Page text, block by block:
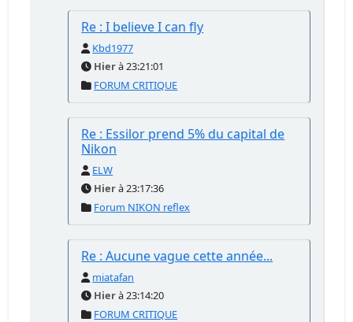
Re : I believe I can fly
Kbd1977
Hierà 23:21:01
FORUM CRITIQUE
Re : Essilor prend 5% du capital de
Nikon
ELW
Hierà 23:17:36
Forum NIKON reflex
Re : Aucune vague cette année...
miatafan
Hierà 23:14:20
FORUM CRITIQUE